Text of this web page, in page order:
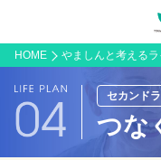
HOME やましんと考える
セカンド
つな